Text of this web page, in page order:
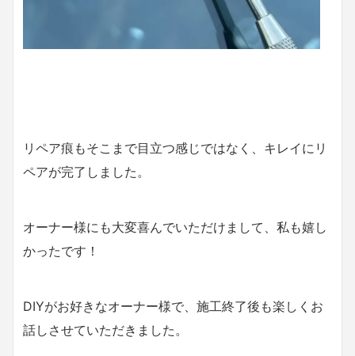
リペア痕もそこまで目立つ感じではなく、キレイにリ
ペアが完了しました。
オーナー様にも大変喜んでいただけまして、私も嬉し
かったです！
DIYがお好きなオーナー様で、施工終了後も楽しくお
話しさせていただきました。